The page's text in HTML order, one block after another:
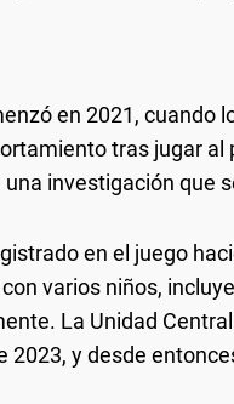
en 2021, cuando
tras jugar al
investigación que
en el juego
varios niños,
La Unidad
2023, y desde